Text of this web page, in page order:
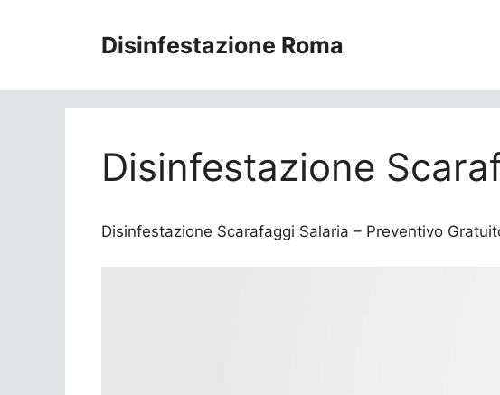
Disinfestazione Roma
Disinfestazione
Disinfestazione Scarafaggi Salaria – Preventivo